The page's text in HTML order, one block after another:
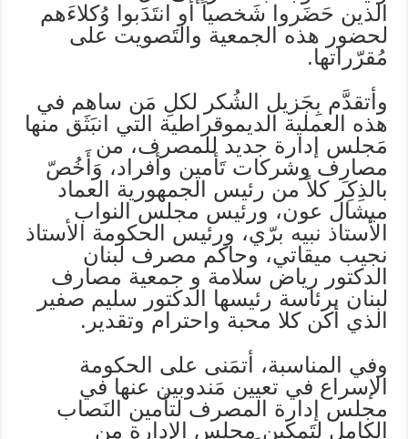
الذين حَضَروا شَخصياً أو انتَدَبوا وُكلاءَهم
لحضور هذه الجمعية والتَصويت على
مُقرّراتها.
وأتقدَّم بِجَزيل الشُكر لكلِ مَن ساهم في
هذه العملية الديموقراطية التي انبَثَق منها
مَجلس إدارة جديد للمصرف، من
مصارِف وشركات تَأمين وأفراد، وَأَخُصّ
بالذِكِر كلاً من رئيس الجمهورية العماد
ميشال عون، ورئيس مجلس النواب
الأستاذ نبيه برّي، ورئيس الحكومة الأستاذ
نجيب ميقاتي، وحاكم مصرف لبنان
الدكتور رياض سلامة و جمعية مصارف
لبنان برئاسة رئيسها الدكتور سليم صفير
الذي أكن كلا محبة واحترام وتقدير.
وفي المناسبة، أتمَنى على الحكومة
الإسراع في تعيين مَندوبين عنها في
مجلس إدارة المصرف لتأمين النَصاب
الكامل لِتَمكين مجلس الإدارة من